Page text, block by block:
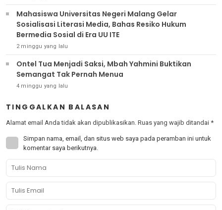
Mahasiswa Universitas Negeri Malang Gelar
Sosialisasi Literasi Media, Bahas Resiko Hukum
Bermedia Sosial di Era UU ITE
2 minggu yang lalu
Ontel Tua Menjadi Saksi, Mbah Yahmini Buktikan
Semangat Tak Pernah Menua
4 minggu yang lalu
TINGGALKAN BALASAN
Alamat email Anda tidak akan dipublikasikan. Ruas yang wajib ditandai *
Simpan nama, email, dan situs web saya pada peramban ini untuk
komentar saya berikutnya.